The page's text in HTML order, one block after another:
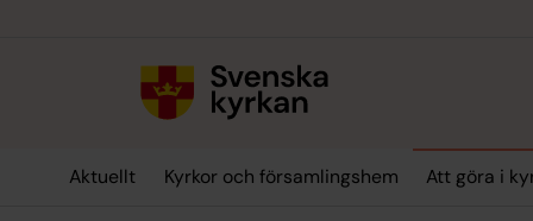
Aktuellt Kyrkor och församlingshem Att göra i